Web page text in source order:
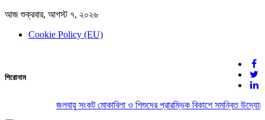
আজ শুক্রবার, আগস্ট ৭, ২০২৬
Cookie Policy (EU)
দেশের খবর
যুক্ত থাকুন দেশের সঙ্গে
শিরোনাম
জলবায়ু সংকট মোকাবিলা ও শিশুদের প্রারম্ভিক বিকাশে সমন্বিত